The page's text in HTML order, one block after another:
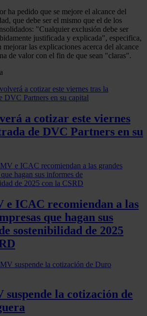
ha pedido que se mejore el alcance del
que debe ser el mismo que el de los
"Cualquier exclusión debe ser
justificada y explicada", especifica,
mejorar las explicaciones acerca del alcance
de valor con el fin de que sean "claras".
a cotizar este viernes
de DVC Partners en su
e ICAC recomiendan a las
que hagan sus
sostenibilidad de 2025
la cotización de